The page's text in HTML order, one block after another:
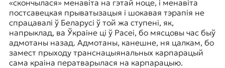
«скончылася» менавіта на гэтай ноце, і менавіта
постсавецкая прыватызацыя і шокавая тэрапія не
спрацавалі ў Беларусі ў той жа ступені, як,
напрыклад, ва Ўкраіне ці ў Расеі, бо мясцовы час быў
адмотаны назад. Адмотаны, канешне, ня цалкам, бо
замест прыходу транснацыянальных карпарацый
сама краіна ператварылася на карпарацыю.